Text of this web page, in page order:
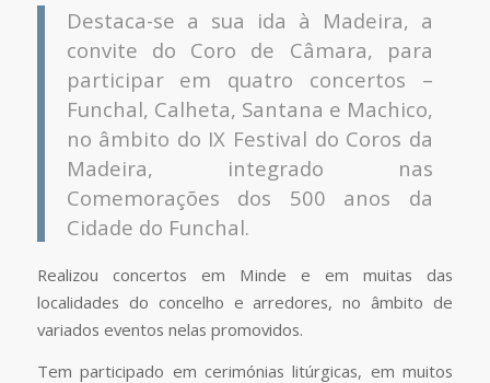
Destaca-se a sua ida à Madeira, a
convite do Coro de Câmara, para
participar em quatro concertos –
Funchal, Calheta, Santana e Machico,
no âmbito do IX Festival do Coros da
Madeira, integrado nas
Comemorações dos 500 anos da
Cidade do Funchal.
Realizou concertos em Minde e em muitas das
localidades do concelho e arredores, no âmbito de
variados eventos nelas promovidos.
Tem participado em cerimónias litúrgicas, em muitos